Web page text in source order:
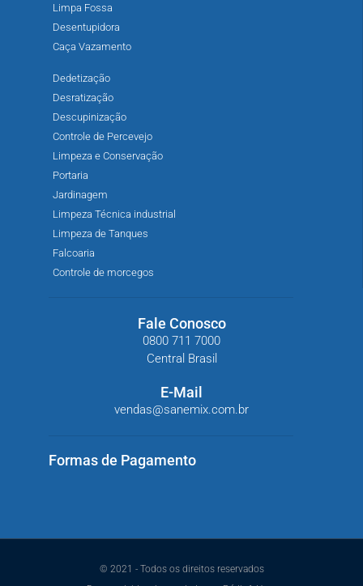
Limpa Fossa
Desentupidora
Caça Vazamento
Dedetização
Desratização
Descupinização
Controle de Percevejo
Limpeza e Conservação
Portaria
Jardinagem
Limpeza Técnica industrial
Limpeza de Tanques
Falcoaria
Controle de morcegos
Fale Conosco
0800 711 7000
Central Brasil
E-Mail
vendas@sanemix.com.br
Formas de Pagamento
© 2021 - Todos os direitos reservados